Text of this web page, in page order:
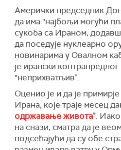
Амерички председник
да има "најбољи могући
сукоба са Ираном,
да поседује нуклеарно
новинарима у Овалном
је ирански
"неприхватљив”.
Оценио је и да је
Ирана, које траје месец
одржавање живота”.
на снази, сматра да је
подсећајући да су обе